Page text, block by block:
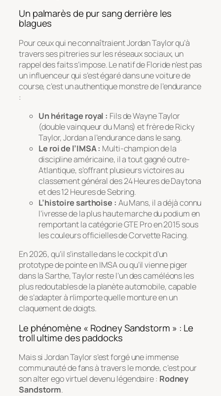
Un palmarès de pur sang derrière les
blagues
Pour ceux qui ne connaîtraient Jordan Taylor qu’à
travers ses pitreries sur les réseaux sociaux, un
rappel des faits s’impose. Le natif de Floride n’est pas
un influenceur qui s’est égaré dans une voiture de
course, c’est un authentique monstre de l’endurance
:
Un héritage royal : Fils de Wayne Taylor
(double vainqueur du Mans) et frère de Ricky
Taylor, Jordan a l’endurance dans le sang.
Le roi de l’IMSA : Multi-champion de la
discipline américaine, il a tout gagné outre-
Atlantique, s’offrant plusieurs victoires au
classement général des 24 Heures de Daytona
et des 12 Heures de Sebring.
L’histoire sarthoise : Au Mans, il a déjà connu
l’ivresse de la plus haute marche du podium en
remportant la catégorie GTE Pro en 2015 sous
les couleurs officielles de Corvette Racing.
En 2026, qu’il s’installe dans le cockpit d’un
prototype de pointe en IMSA ou qu’il vienne piger
dans la Sarthe, Taylor reste l’un des caméléons les
plus redoutables de la planète automobile, capable
de s’adapter à n’importe quelle monture en un
claquement de doigts.
Le phénomène « Rodney Sandstorm » : Le
troll ultime des paddocks
Mais si Jordan Taylor s’est forgé une immense
communauté de fans à travers le monde, c’est pour
son alter ego virtuel devenu légendaire : Rodney
Sandstorm.